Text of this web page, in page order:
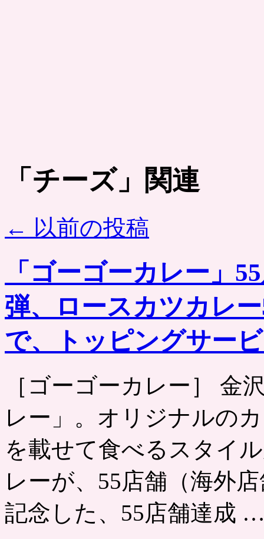
「 チーズ」関連
← 以前の投稿
「ゴーゴーカレー」
弾、ロースカツカレ
で、トッピングサー
［ゴーゴーカレー］ 金
レー」。オリジナルの
を載せて食べるスタイ
レーが、55店舗（海外
記念した、55店舗達成